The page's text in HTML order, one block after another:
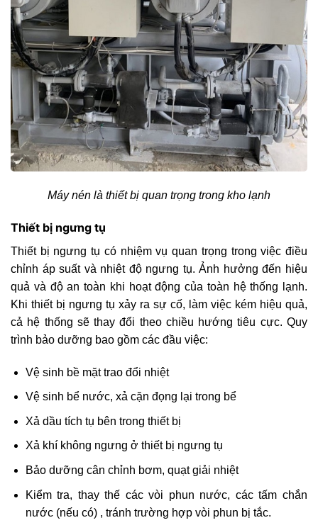
Máy nén là thiết bị quan trọng trong kho lạnh
Thiết bị ngưng tụ
Thiết bị ngưng tụ có nhiệm vụ quan trọng trong việc điều
chỉnh áp suất và nhiệt độ ngưng tụ. Ảnh hưởng đến hiệu
quả và độ an toàn khi hoạt động của toàn hệ thống lạnh.
Khi thiết bị ngưng tụ xảy ra sự cố, làm việc kém hiệu quả,
cả hệ thống sẽ thay đổi theo chiều hướng tiêu cực. Quy
trình bảo dưỡng bao gồm các đầu việc:
Vệ sinh bề mặt trao đổi nhiệt
Vệ sinh bể nước, xả cặn đọng lại trong bể
Xả dầu tích tụ bên trong thiết bị
Xả khí không ngưng ở thiết bị ngưng tụ
Bảo dưỡng cân chỉnh bơm, quạt giải nhiệt
Kiểm tra, thay thế các vòi phun nước, các tấm chắn
nước (nếu có) , tránh trường hợp vòi phun bị tắc.